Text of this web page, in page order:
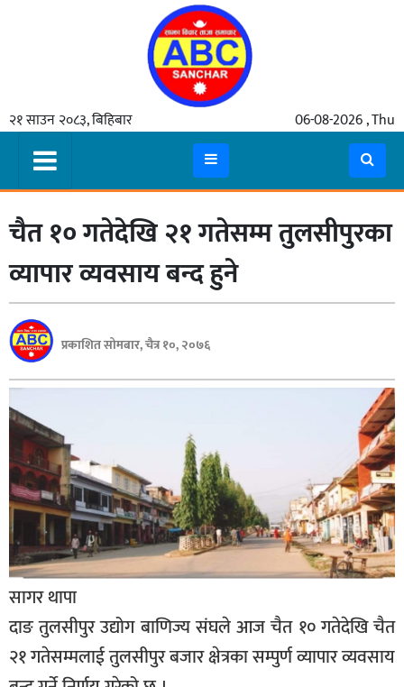
२१ साउन २०८३, बिहिबार 06-08-2026 , Thu
समाचार
मुख्य
समाचार
कुटनीती
अर्थ
रसरङ्ग
यौन/
स्वास्थ्य
बिशेष
भिडियो
पत्रपत्रिका
खेलकुद
बिश्व
अचम्म
दुनिया
बिचार
चैत १० गतेदेखि २१ गतेसम्म तुलसीपुरका
व्यापार व्यवसाय बन्द हुने
प्रकाशित सोमबार, चैत्र १०, २०७६
सागर थापा
दाङ तुलसीपुर उद्योग बाणिज्य संघले आज चैत १० गतेदेखि चैत
२१ गतेसम्मलाई तुलसीपुर बजार क्षेत्रका सम्पुर्ण व्यापार व्यवसाय